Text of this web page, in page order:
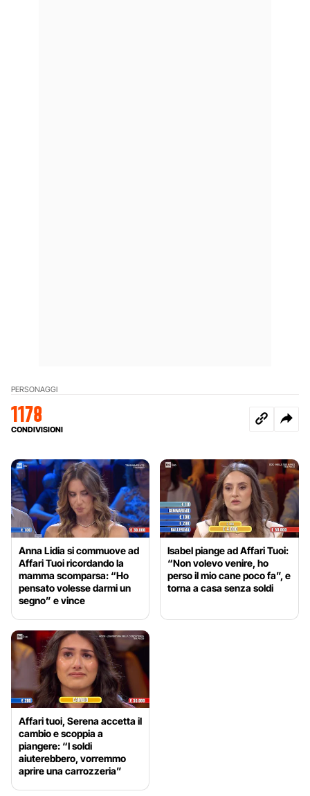
PERSONAGGI
1178
CONDIVISIONI
Anna Lidia si commuove ad
Affari Tuoi ricordando la
mamma scomparsa: “Ho
pensato volesse darmi un
segno” e vince
Isabel piange ad Affari Tuoi:
“Non volevo venire, ho
perso il mio cane poco fa”, e
torna a casa senza soldi
Affari tuoi, Serena accetta il
cambio e scoppia a
piangere: “I soldi
aiuterebbero, vorremmo
aprire una carrozzeria”